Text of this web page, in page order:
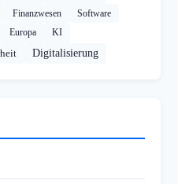
Finanzwesen
Software
Europa KI
Digitalisierung